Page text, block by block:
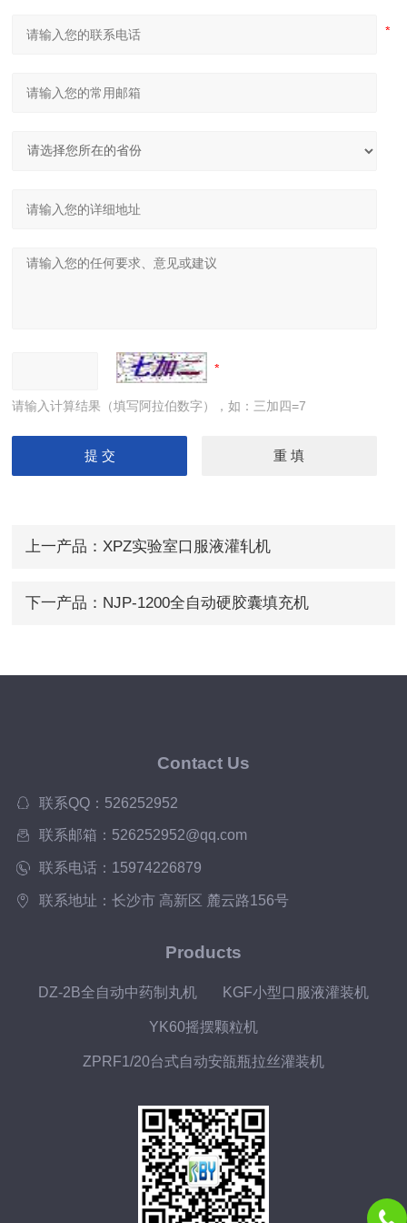
请输入计算结果（填写阿拉伯数字），如：三加四=7
上一产品： XPZ实验室口服液灌轧机
下一产品： NJP-1200全自动硬胶囊填充机
Contact Us
联系QQ：526252952
联系邮箱：526252952@qq.com
联系电话：15974226879
联系地址：长沙市 高新区 麓云路156号
Products
DZ-2B全自动中药制丸机 KGF小型口服液灌装机
YK60摇摆颗粒机
ZPRF1/20台式自动安瓿瓶拉丝灌装机